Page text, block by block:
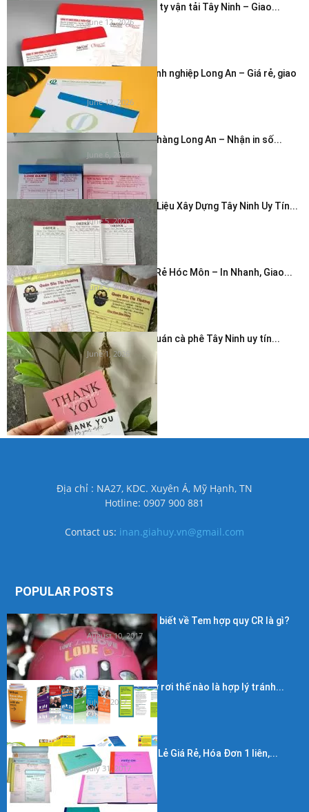
In bao thư công ty vận tải Tây Ninh – Giao...
June 12, 2026
In phong bì doanh nghiệp Long An – Giá rẻ, giao
nhanh...
June 12, 2026
In hóa đơn cửa hàng Long An – Nhận in số...
June 6, 2026
In Hóa Đơn Vật Liệu Xây Dựng Tây Ninh Uy Tín...
June 5, 2026
In Hóa Đơn Giá Rẻ Hóc Môn – In Nhanh, Giao...
June 5, 2026
In thẻ cảm ơn quán cà phê Tây Ninh uy tín...
June 1, 2026
Địa chỉ : NA27, KDC. Xuyên Á, Mỹ Hạnh, TN
Hotline: 0907 900 881
Contact us: inan.giahuy.vn@gmail.com
POPULAR POSTS
Những điều cần biết về Tem hợp quy CR là gì?
August 10, 2017
Kích thước in tờ rơi thế nào là hợp lý tránh...
July 7, 2017
In Hóa Đơn Bán Lẻ Giá Rẻ, Hóa Đơn 1 liên,...
July 31, 2017